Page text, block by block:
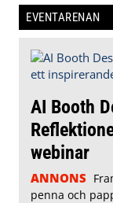
EVENTARENAN
AI Booth
webinar
ANNONS
penna och